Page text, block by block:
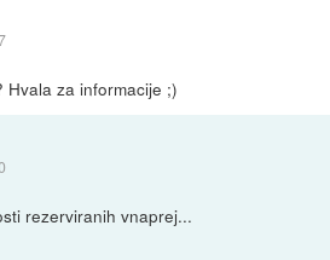
Hvala za informacije ;)
rezerviranih vnaprej...